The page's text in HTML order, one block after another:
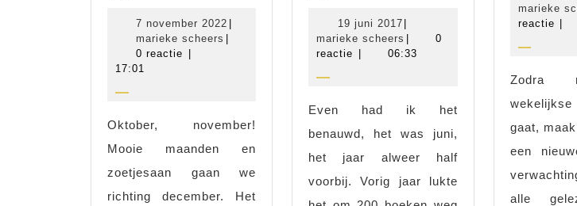
2022,
wk
43-
7 november 2022 7
november
marieke scheers marieke
0 reactie
17:01
Oktober, november!
Mooie maanden en
zoetjesaan gaan we
richting december. Het
2017,
wk
19 juni 201719
juni
2017
marieke scheers marieke
scheers
0
reactie
06:33
Even had ik het
benauwd, het was juni,
het jaar alweer half
voorbij. Vorig jaar lukte
marieke
reactie
Zodra
gaat,
een
alle